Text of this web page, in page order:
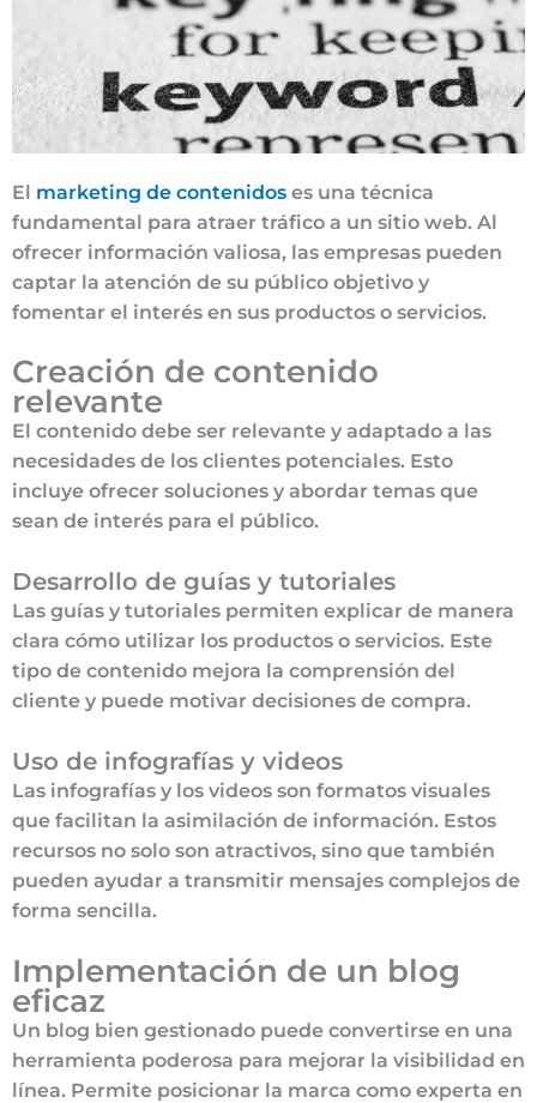
El marketing de contenidos es una técnica
fundamental para atraer tráfico a un sitio web. Al
ofrecer información valiosa, las empresas pueden
captar la atención de su público objetivo y
fomentar el interés en sus productos o servicios.
Creación de contenido
relevante
El contenido debe ser relevante y adaptado a las
necesidades de los clientes potenciales. Esto
incluye ofrecer soluciones y abordar temas que
sean de interés para el público.
Desarrollo de guías y tutoriales
Las guías y tutoriales permiten explicar de manera
clara cómo utilizar los productos o servicios. Este
tipo de contenido mejora la comprensión del
cliente y puede motivar decisiones de compra.
Uso de infografías y videos
Las infografías y los videos son formatos visuales
que facilitan la asimilación de información. Estos
recursos no solo son atractivos, sino que también
pueden ayudar a transmitir mensajes complejos de
forma sencilla.
Implementación de un blog
eficaz
Un blog bien gestionado puede convertirse en una
herramienta poderosa para mejorar la visibilidad en
línea. Permite posicionar la marca como experta en